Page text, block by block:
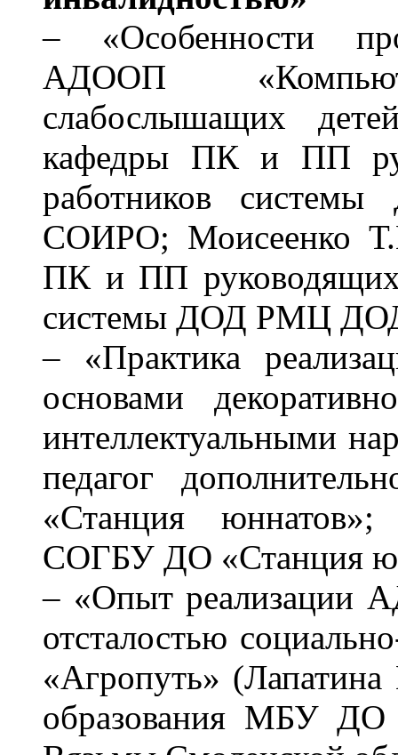
– «Особенности
АДООП
слабослышащих
кафедры ПК и ПП
работников
СОИРО; Моисеенко
ПК и ПП руководящих
системы ДОД РМЦ
– «Практика
основами
интеллектуальными
педагог
«Станция
СОГБУ ДО «Станция
– «Опыт реализации
отсталостью
«Агропуть»
образования МБУ ДО